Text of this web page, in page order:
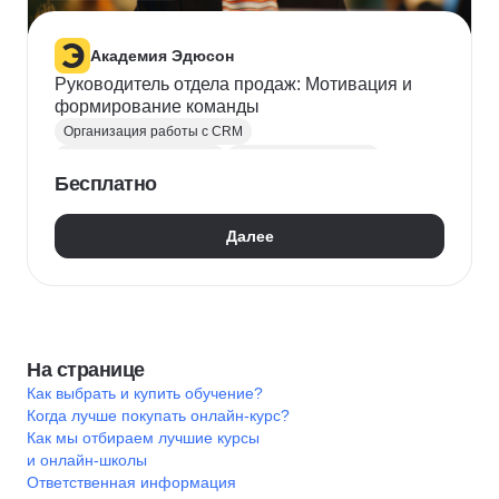
Академия Эдюсон
Руководитель отдела продаж: Мотивация и
формирование команды
Организация работы с CRM
KPI
Управление продажами
Командообразование
Бесплатно
Далее
На странице
Как выбрать и купить обучение?
Когда лучше покупать онлайн-курс?
Как мы отбираем лучшие курсы
и онлайн-школы
Ответственная информация